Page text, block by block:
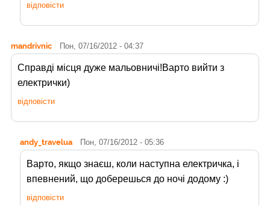
відповісти
mandrivnic Пон, 07/16/2012 - 04:37
Справді місця дуже мальовничі!Варто вийти з
електрички)
відповісти
andy_travelua Пон, 07/16/2012 - 05:36
Варто, якщо знаєш, коли наступна електричка, і
впевнений, що доберешься до ночі додому :)
відповісти